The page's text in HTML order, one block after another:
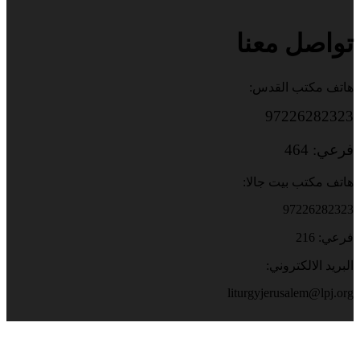
تواصل معنا
هاتف مكتب القدس:
97226282323
فرعي: 464
هاتف مكتب بيت جالا:
97226282323
فرعي: 216
البريد الالكتروني:
liturgyjerusalem@lpj.org